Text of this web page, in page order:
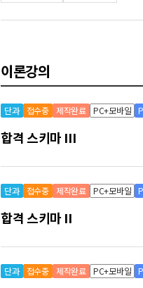
이론강의
단과 접수중 제작완료 PC+모바일
합격 스키마 III
단과 접수중 제작완료 PC+모바일
합격 스키마 II
단과 접수중 제작완료 PC+모바일